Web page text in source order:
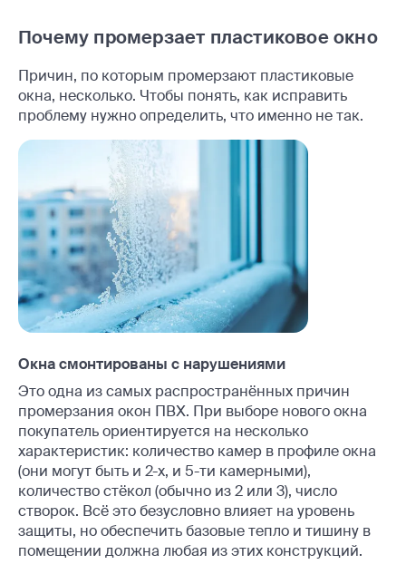
Почему промерзает пластиковое окно
Причин, по которым промерзают пластиковые
окна, несколько. Чтобы понять, как исправить
проблему нужно определить, что именно не так.
Окна смонтированы с нарушениями
Это одна из самых распространённых причин
промерзания окон ПВХ. При выборе нового окна
покупатель ориентируется на несколько
характеристик: количество камер в профиле окна
(они могут быть и 2-х, и 5-ти камерными),
количество стёкол (обычно из 2 или 3), число
створок. Всё это безусловно влияет на уровень
защиты, но обеспечить базовые тепло и тишину в
помещении должна любая из этих конструкций.